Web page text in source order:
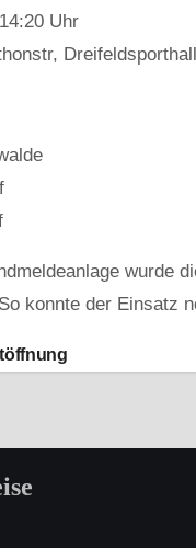
Uhr
wurde
konnte der Einsatz